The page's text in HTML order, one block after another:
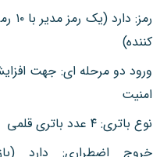
رمز:
کننده)
ورود دو مرحله ای: جهت
امنیت
نوع باتری: ۴ عدد باتری قلمی
خروج اضطراری: دارد